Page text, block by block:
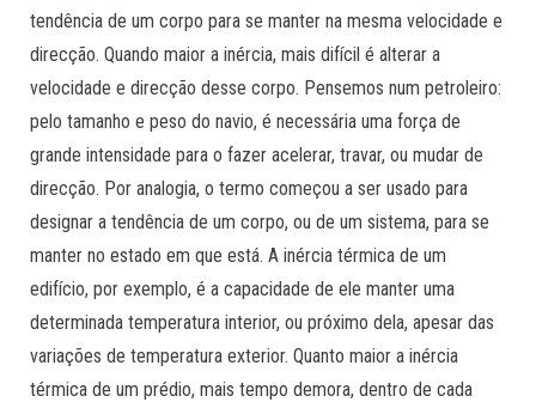
tendência de um corpo para se manter na mesma velocidade e
direcção. Quando maior a inércia, mais difícil é alterar a
velocidade e direcção desse corpo. Pensemos num petroleiro:
pelo tamanho e peso do navio, é necessária uma força de
grande intensidade para o fazer acelerar, travar, ou mudar de
direcção. Por analogia, o termo começou a ser usado para
designar a tendência de um corpo, ou de um sistema, para se
manter no estado em que está. A inércia térmica de um
edifício, por exemplo, é a capacidade de ele manter uma
determinada temperatura interior, ou próximo dela, apesar das
variações de temperatura exterior. Quanto maior a inércia
térmica de um prédio, mais tempo demora, dentro de cada